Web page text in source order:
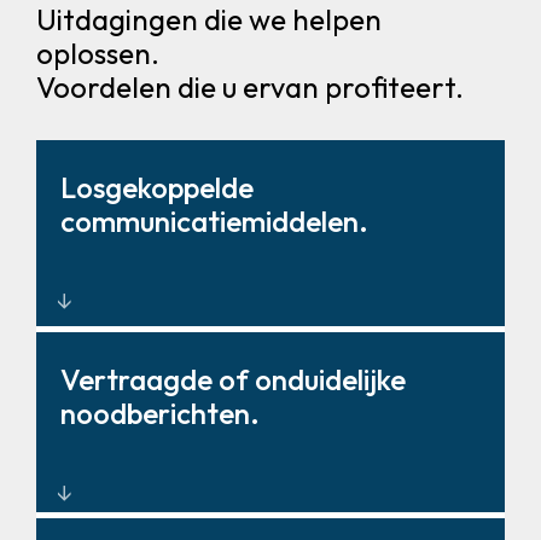
Uitdagingen die we helpen
oplossen.
Voordelen die u ervan profiteert.
Losgekoppelde
communicatiemiddelen.
Geïntegreerde
communicatieplatformen met
Vertraagde of onduidelijke
noodberichten.